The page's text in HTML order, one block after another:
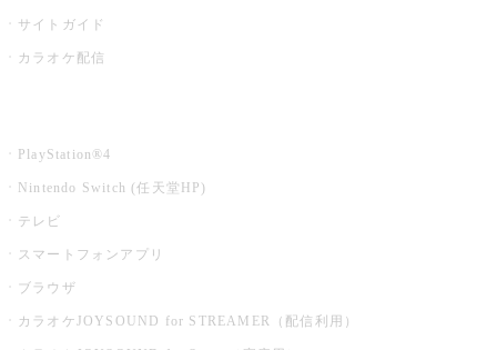
サイトガイド
カラオケ配信
PlayStation®4
Nintendo Switch (任天堂HP)
テレビ
スマートフォンアプリ
ブラウザ
カラオケJOYSOUND for STREAMER（配信利用）